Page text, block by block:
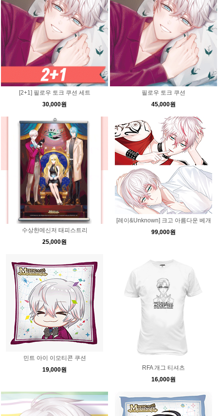
[2+1] 필로우 토크 쿠션 세트
30,000원
필로우 토크 쿠션
45,000원
수상한메신저 태피스트리
25,000원
[레이&Unknown] 크고 아름다운 베개
99,000원
민트 아이 이모티콘 쿠션
19,000원
RFA 개그 티셔츠
16,000원